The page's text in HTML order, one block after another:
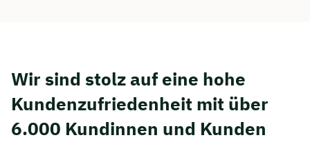
Wir sind stolz auf eine hohe
Kunden­zufriedenheit mit über
6.000 Kundinnen und Kunden